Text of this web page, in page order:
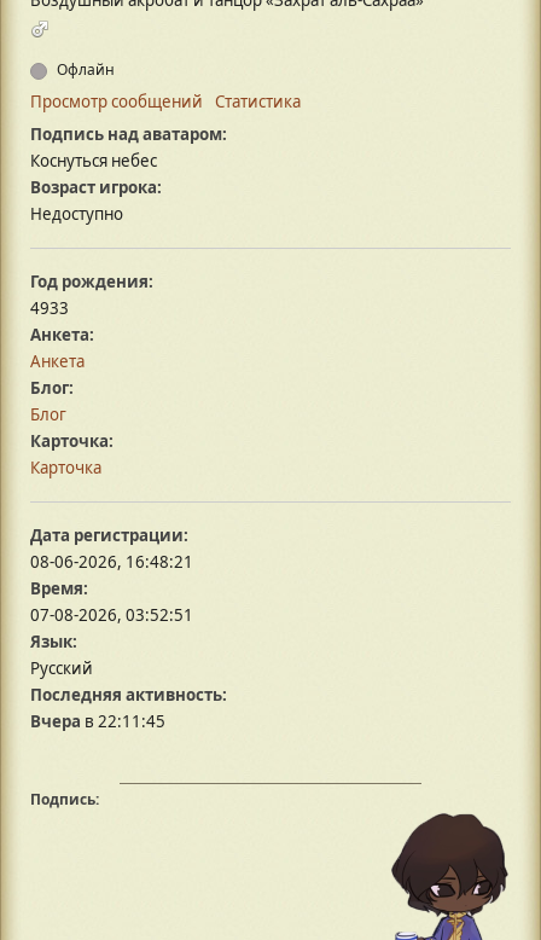
Офлайн
Просмотр сообщений
Статистика
Подпись над аватаром:
Коснуться небес
Возраст игрока:
Недоступно
Год рождения:
4933
Анкета:
Анкета
Блог:
Блог
Карточка:
Карточка
Дата регистрации:
08-06-2026, 16:48:21
Время:
07-08-2026, 03:52:51
Язык:
Русский
Последняя активность:
Вчера в 22:11:45
Подпись: